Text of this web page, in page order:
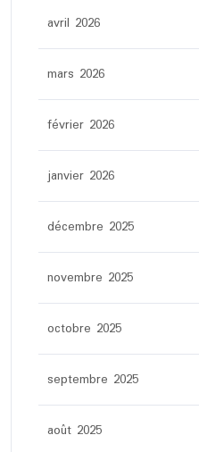
avril 2026
mars 2026
février 2026
janvier 2026
décembre 2025
novembre 2025
octobre 2025
septembre 2025
août 2025